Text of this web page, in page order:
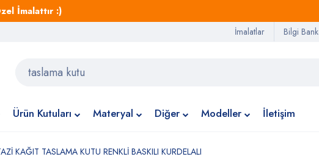
İmalattır :)
İmalatlar Bilgi
Ürün Kutuları Materyal Diğer Modeller İletişim
KAĞIT TASLAMA KUTU RENKLİ BASKILI KURDELALI